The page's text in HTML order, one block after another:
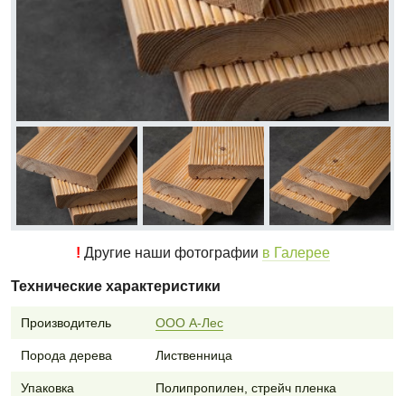
! Другие наши фотографии в Галерее
Технические характеристики
Производитель ООО А-Лес
Порода дерева Лиственница
Упаковка Полипропилен, стрейч пленка